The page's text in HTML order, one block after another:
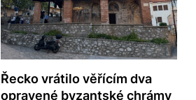
Řecko vrátilo věřícím dva
opravené byzantské chrámy